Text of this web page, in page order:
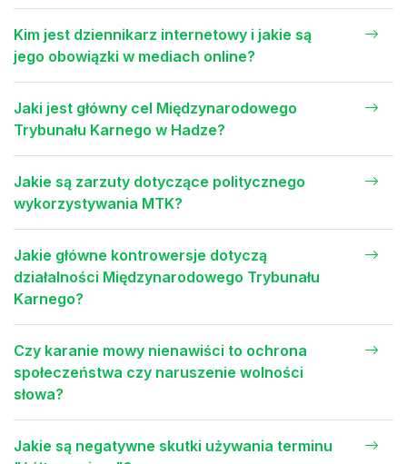
Kim jest dziennikarz internetowy i jakie są
jego obowiązki w mediach online?
Jaki jest główny cel Międzynarodowego
Trybunału Karnego w Hadze?
Jakie są zarzuty dotyczące politycznego
wykorzystywania MTK?
Jakie główne kontrowersje dotyczą
działalności Międzynarodowego Trybunału
Karnego?
Czy karanie mowy nienawiści to ochrona
społeczeństwa czy naruszenie wolności
słowa?
Jakie są negatywne skutki używania terminu